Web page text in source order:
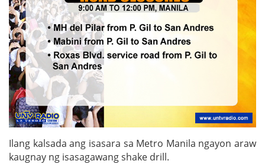
Ilang kalsada ang isasara sa Metro Manila ngayon araw
kaugnay ng isasagawang shake drill.